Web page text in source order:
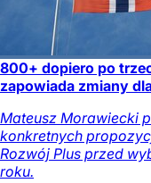
800+ dopiero po
zapowiada zmiany
Mateusz Morawiecki
konkretnych
Rozwój Plus przed
roku.